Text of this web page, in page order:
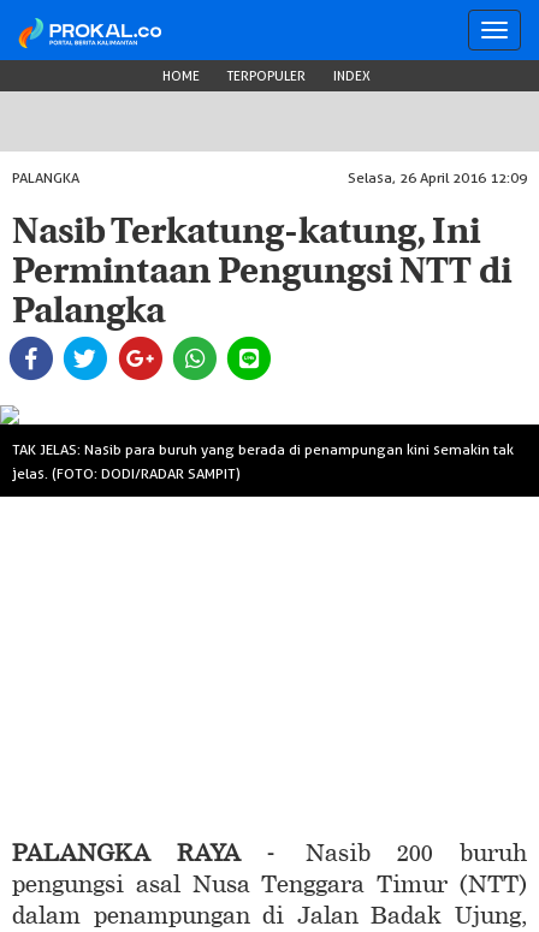
HOME TERPOPULER INDEX
PALANGKA Selasa, 26 April 2016 12:09
Nasib Terkatung-katung, Ini
Permintaan Pengungsi NTT di
Palangka
TAK JELAS: Nasib para buruh yang berada di penampungan kini semakin tak
jelas. (FOTO: DODI/RADAR SAMPIT)
PALANGKA RAYA -Nasib 200 buruh
pengungsi asal Nusa Tenggara Timur (NTT)
dalam penampungan di Jalan Badak Ujung,